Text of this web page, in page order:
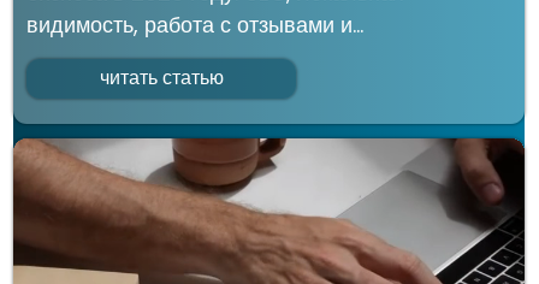
+7
Я даю согласие на обработку персональных данных в
соответствии с политикой конфиденциальности